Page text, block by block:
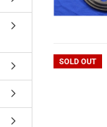
SOLD OUT